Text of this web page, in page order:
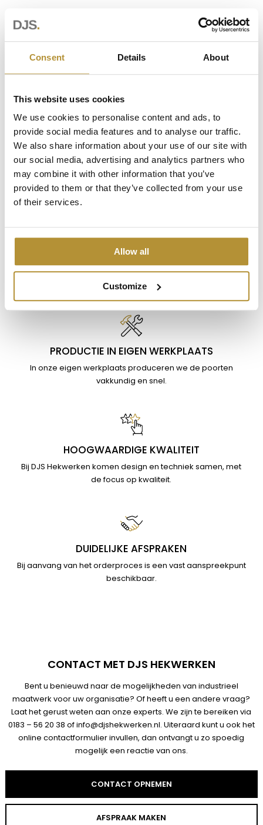
Consent Details About
This website uses cookies
We use cookies to personalise content and ads, to
provide social media features and to analyse our traffic.
We also share information about your use of our site with
our social media, advertising and analytics partners who
may combine it with other information that you’ve
provided to them or that they’ve collected from your use
of their services.
Allow all
Customize
IN ÉÉN DAG GEPLAATST
Profiteer van onze unieke werkwijze en laat uw complete
PERIODIEK ONDERHOUD
Zorgt voor een langere levensduur en een maximale
betrouwbaarheid. 24/7 dienst is daarnaast beschikbaar.
MAATWERK
Maatwerk mogelijkheden en hoogwaardig designs
waarmee u een exclusieve bedrijfspoort creëert.
PRODUCTIE IN EIGEN WERKPLAATS
In onze eigen werkplaats produceren we de poorten
vakkundig en snel.
HOOGWAARDIGE KWALITEIT
Bij DJS Hekwerken komen design en techniek samen, met
de focus op kwaliteit.
DUIDELIJKE AFSPRAKEN
Bij aanvang van het orderproces is een vast aanspreekpunt
beschikbaar.
CONTACT MET DJS HEKWERKEN
Bent u benieuwd naar de mogelijkheden van industrieel
maatwerk voor uw organisatie? Of heeft u een andere vraag?
Laat het gerust weten aan onze experts. We zijn te bereiken via
0183 – 56 20 38 ofinfo@djshekwerken.nl. Uiteraard kunt u ook het
onlinecontactformulierinvullen, dan ontvangt u zo spoedig
mogelijk een reactie van ons.
CONTACT OPNEMEN
AFSPRAAK MAKEN